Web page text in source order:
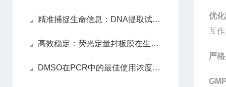
精准捕捉生命信息：DNA提取试剂盒解锁遗传密码的关键
高效稳定：荧光定量封板膜在生物实验中的应用
DMSO在PCR中的最佳使用浓度是多少？
优
互
严